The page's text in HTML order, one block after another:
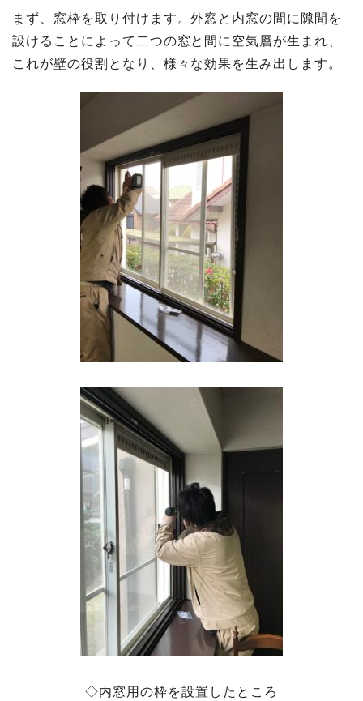
まず、窓枠を取り付けます。外窓と内窓の間に隙間を
設けることによって二つの窓と間に空気層が生まれ、
これが壁の役割となり、様々な効果を生み出します。
◇内窓用の枠を設置したところ